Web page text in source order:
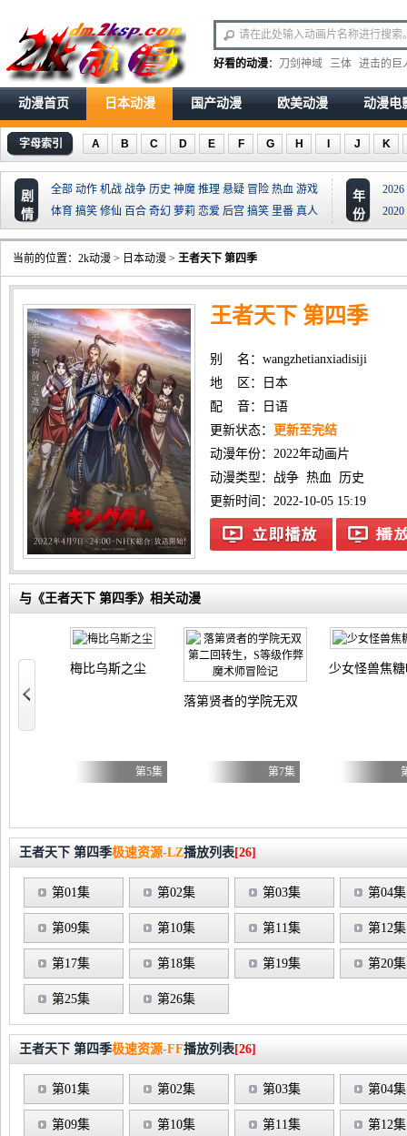
好看的动漫： 刀剑神域 三体 进击的巨
动漫首页 日本动漫 国产动漫 欧美动漫 动漫电
字母索引 A B C D E F G H J K
剧
情
全部 动作 机战 战争 历史 神魔 推理 悬疑 冒险 热血 游戏
体育 搞笑 修仙 百合 奇幻 萝莉 恋爱 后宫 搞笑 里番 真人
年
份
2026
2020
当前的位置： 2k动漫 > 日本动漫 > 王者天下 第四季
王者天下 第四季
别 名：wangzhetianxiadisiji
地 区：日本
配 音：日语
更新状态：
更新至完结
动漫年份： 2022年动画片
动漫类型： 战争 热血
历史
更新时间：2022-10-05 15:19
与《王者天下 第四季》相关动漫
不，我是杂役女仆（自豪）！
梅比乌斯之尘
第5集
落第贤者的学院无双第二回转生，S等
第7集
少女怪兽焦
王者天下 第四季极速资源-LZ播放列表[26]
第01集 第02集 第03集 第04集
第09集 第10集 第11集 第12集
第17集 第18集 第19集 第20集
第25集 第26集
王者天下 第四季极速资源-FF播放列表[26]
第01集 第02集 第03集 第04集
第09集 第10集 第11集 第12集